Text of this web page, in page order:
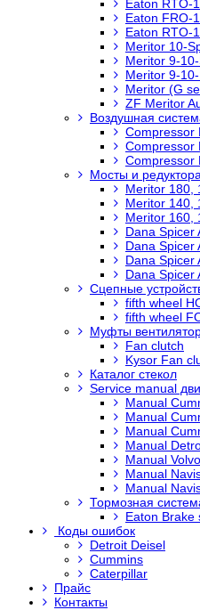
Eaton RTO-
Eaton FRO-
Eaton RTO-
Meritor 10-
Meritor 9-
Meritor 9-
Meritor (G
ZF Meritor
Воздушная
Compressor
Compressor
Compressor
Мосты и редуктора
Meritor 180,
Meritor 140,
Meritor 160,
Dana Spicer
Dana Spicer
Dana Spicer
Dana Spicer
Сцепные
fifth wheel
fifth wheel
Муфты
Fan clutch
Kysor Fan
Каталог стекол
Service manual
Manual
Manual
Manual
Manual
Manual
Manual
Manual
Тормозная
Eaton Brake
Коды ошибок
Detroit Deisel
Cummins
Caterpillar
Прайс
Контакты